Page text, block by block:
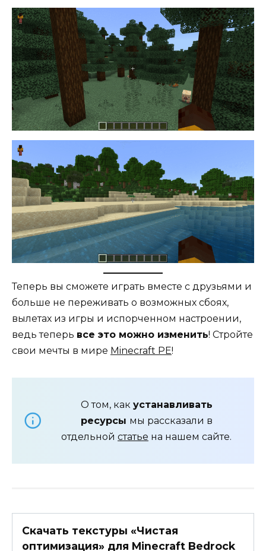
Теперь вы сможете играть вместе с друзьями и
больше не переживать о возможных сбоях,
вылетах из игры и испорченном настроении,
ведь теперь все это можно изменить! Стройте
свои мечты в мире Minecraft PE!
О том, как устанавливать
ресурсы мы рассказали в
отдельной статье на нашем сайте.
Скачать текстуры «Чистая
оптимизация» для Minecraft Bedrock